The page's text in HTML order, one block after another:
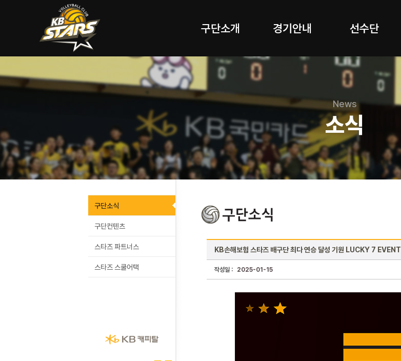
구단소개 경기안내 선수단
구단소식
구단컨텐츠
스타즈 파트너스
스타즈 스쿨어택
KB손해보험 스타즈 배구단 최다 연승 달성 기원 LUCKY 7 EVENT
작성일 : 2025-01-15